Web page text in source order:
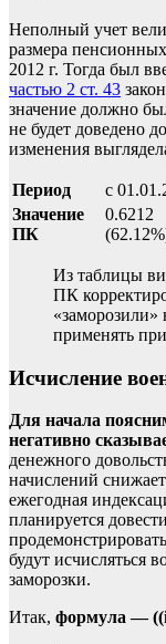
Неполный учет
размера
2012 г. Тогда был
частью 2 ст. 43
значение должно
не будет доведено
изменения
Период с
Значение
ПК
0.6212
Из таблицы
ПК
«заморозили»
применять
Исчисление
Для начала
негативно
денежного
начислений
ежегодная
планируется
будут исчисляться
заморозки.
Итак, формула—